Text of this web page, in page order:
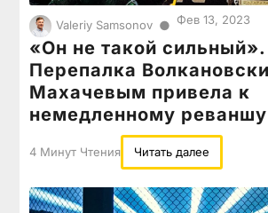
Valeriy Samsonov ● Фев 13, 2023
«Он не такой сильный».
Перепалка
Махачевым привела к
немедленному реваншу
4 Минут Чтения Читать далее